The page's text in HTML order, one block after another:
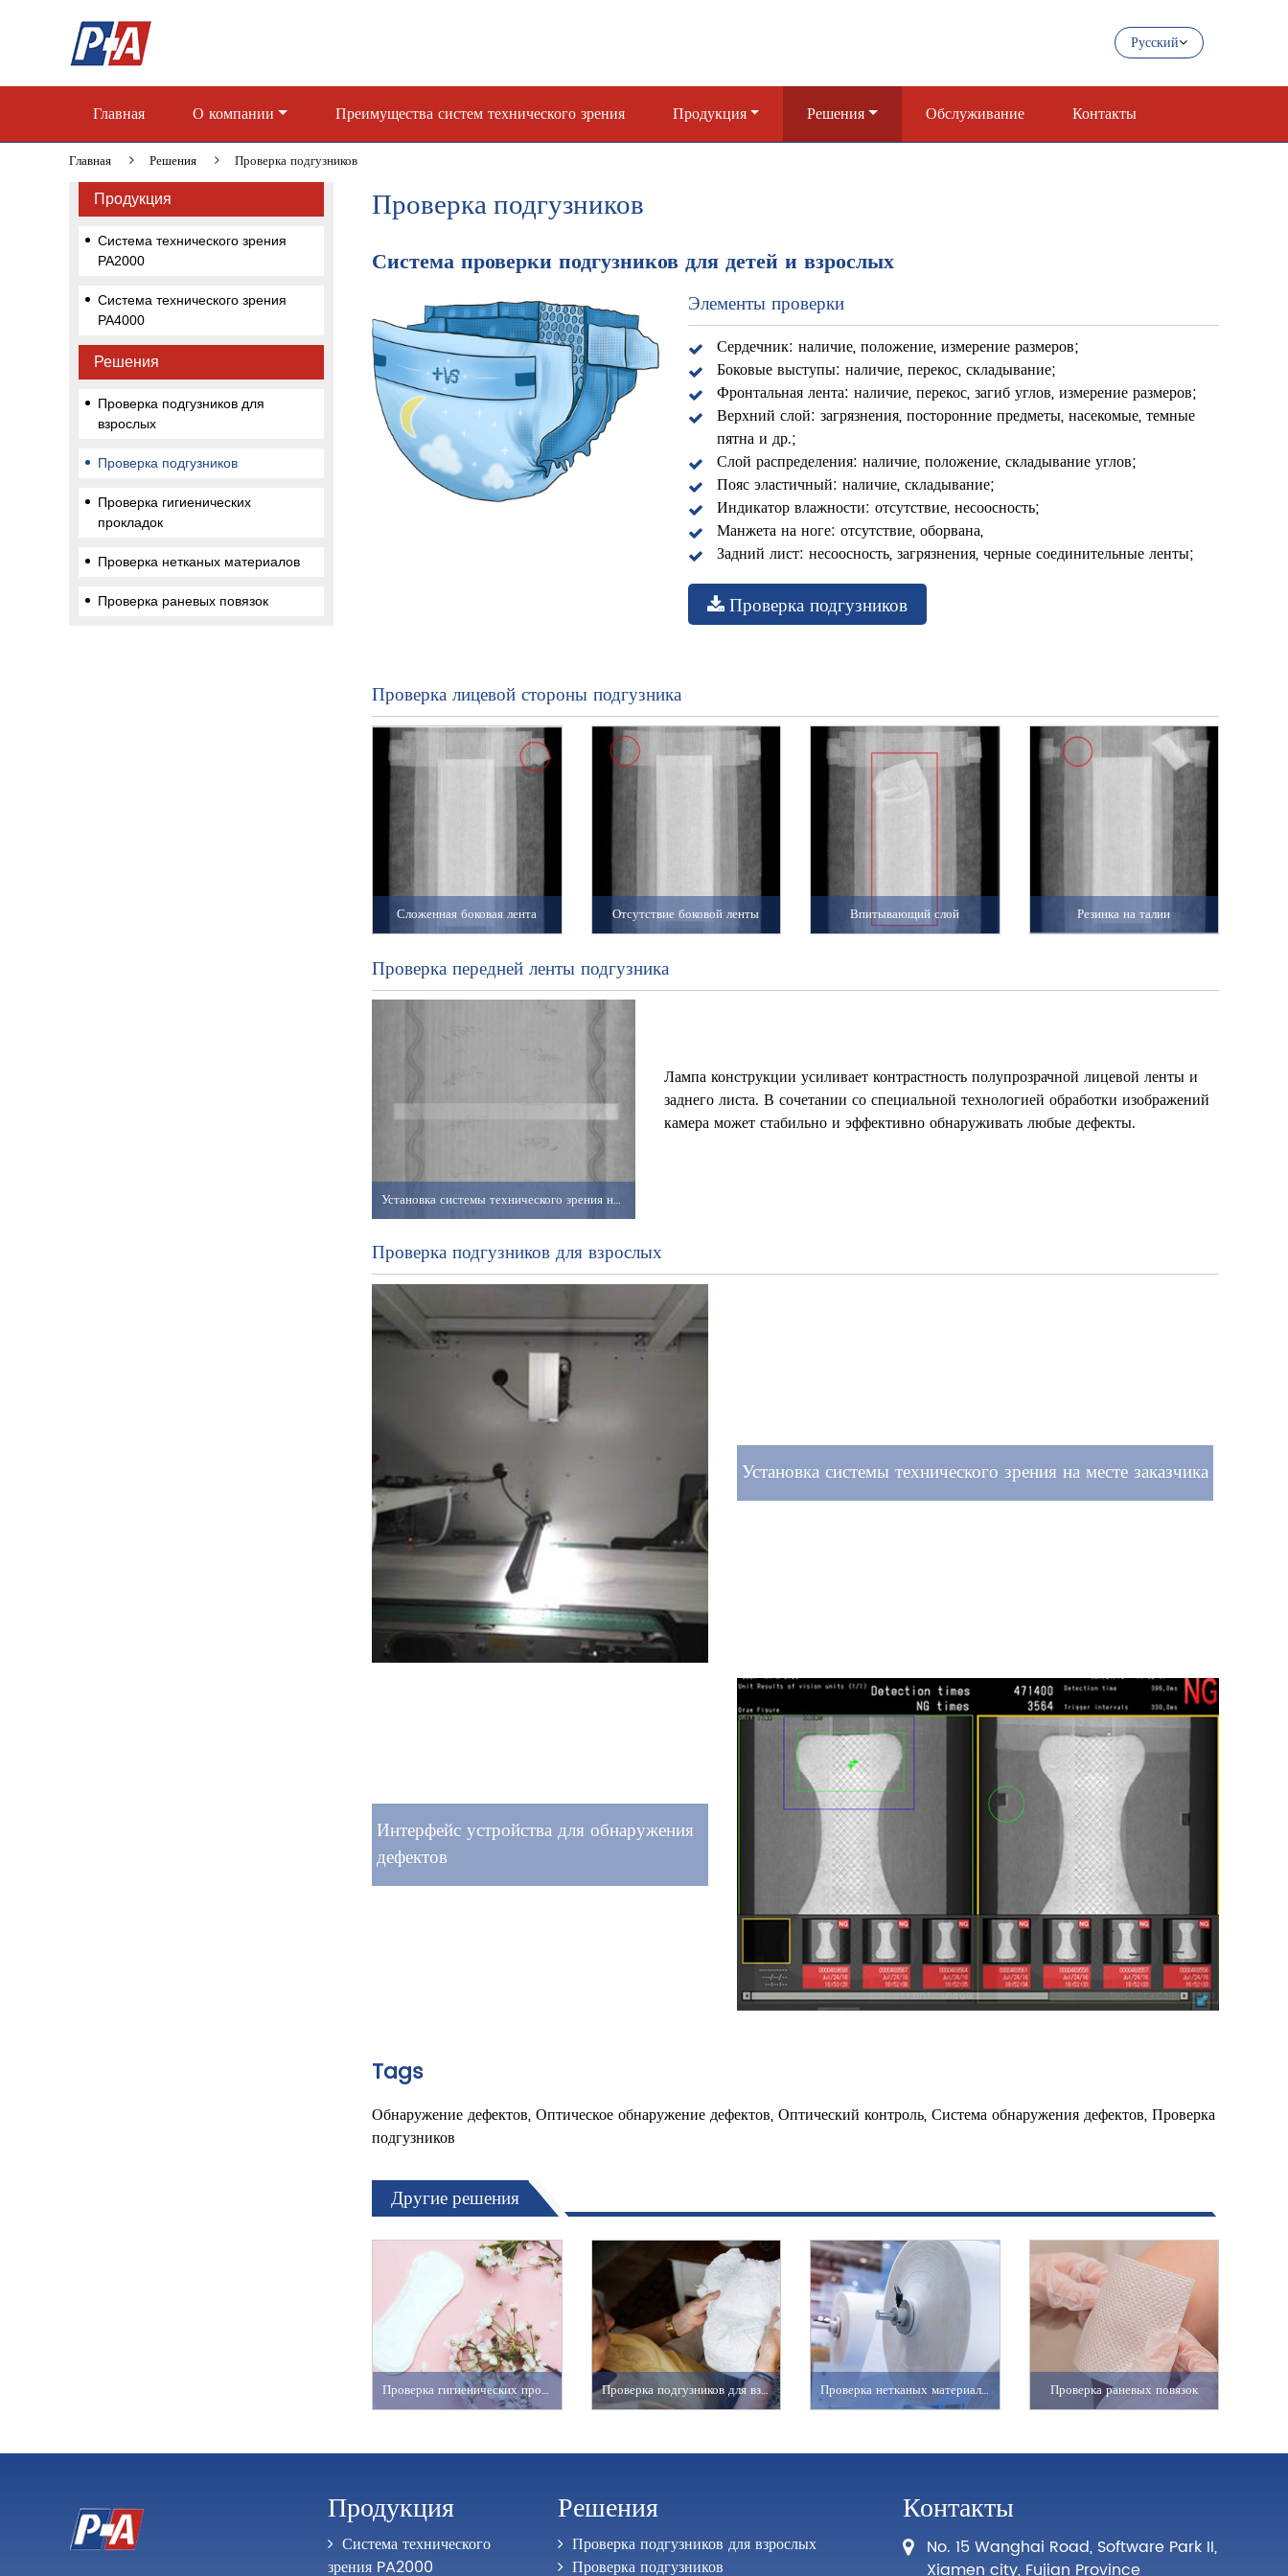
Русский
Главная О компании Преимущества систем технического зрения Продукция Решения Обслуживание Контакты
Главная Решения Проверка подгузников
Продукция
Система технического зрения
PA2000
Система технического зрения
PA4000
Решения
Проверка подгузников для
взрослых
Проверка подгузников
Проверка гигиенических
прокладок
Проверка нетканых материалов
Проверка раневых повязок
Проверка подгузников
Система проверки подгузников для детей и взрослых
Элементы проверки
Сердечник: наличие, положение, измерение размеров;
Боковые выступы: наличие, перекос, складывание;
Фронтальная лента: наличие, перекос, загиб углов, измерение размеров;
Верхний слой: загрязнения, посторонние предметы, насекомые, темные
пятна и др.;
Слой распределения: наличие, положение, складывание углов;
Пояс эластичный: наличие, складывание;
Индикатор влажности: отсутствие, несоосность;
Манжета на ноге: отсутствие, оборвана,
Задний лист: несоосность, загрязнения, черные соединительные ленты;
Проверка подгузников
Проверка лицевой стороны подгузника
Сложенная боковая лента Отсутствие боковой ленты Впитывающий слой Резинка на талии
Проверка передней ленты подгузника
Установка системы технического зрения на месте заказчика
Лампа конструкции усиливает контрастность полупрозрачной лицевой ленты и
заднего листа. В сочетании со специальной технологией обработки изображений
камера может стабильно и эффективно обнаруживать любые дефекты.
Проверка подгузников для взрослых
Установка системы технического зрения на месте заказчика
Интерфейс устройства для обнаружения
дефектов
Tags
Обнаружение дефектов, Оптическое обнаружение дефектов, Оптический контроль, Система обнаружения дефектов, Проверка
подгузников
Другие решения
Проверка гигиенических прокладок Проверка подгузников для взрослых Проверка нетканых материалов Проверка раневых повязок
Продукция
Система технического
зрения PA2000
Решения
Проверка подгузников для взрослых
Проверка подгузников
Контакты
No. 15 Wanghai Road, Software Park II,
Xiamen city, Fujian Province